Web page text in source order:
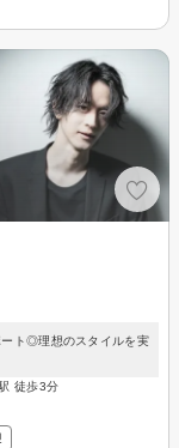
ート◎理想のスタイルを実
徒歩3分